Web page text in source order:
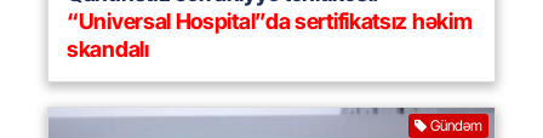
“Universal Hospital”da sertifikatsız həkim
skandalı
Gündəm